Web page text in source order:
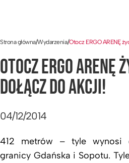
Strona główna/Wydarzenia/Otocz ERGO ARENĘ
OTOCZ ERGO ARENĘ
DOŁĄCZ DO AKCJI!
04/12/2014
412 metrów – tyle wynosi
granicy Gdańska i Sopotu.